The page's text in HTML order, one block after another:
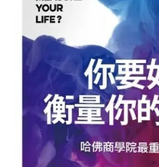
NT$450。NT$356。